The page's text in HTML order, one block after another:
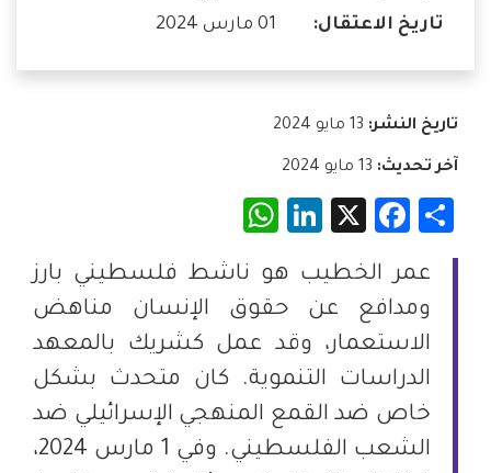
تاريخ الاعتقال:
01 مارس 2024
تاريخ النشر:
آخر تحديث:
Share
Facebook
LinkedIn
‎عمر الخطيب هو ناشط فلسطيني بارز
ومدافع عن حقوق الإنسان مناهض
الاستعمار، وقد عمل كشريك بالمعهد
الدراسات التنموية. كان متحدث بشكل
خاص ضد القمع المنهجي الإسرائيلي ضد
الشعب الفلسطيني. وفي 1 مارس 2024،